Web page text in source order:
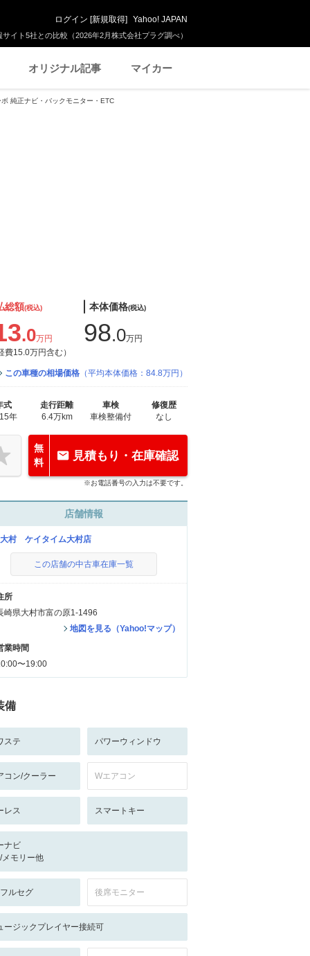
イト5社との比較（2026年2月株式会社プラグ調べ）
ログイン [新規取得] Yahoo! JAPAN
オリジナル記事 マイカー
純正ナビ・バックモニター・ETC
総額(税込)
.0万円
費15.0万円含む）
本体価格(税込)
98.0万円
この車種の相場価格 （平均本体価格：84.8万円）
式
年
走行距離
6.4万km
車検
車検整備付
修復歴
なし
無
料
見積もり・在庫確認
※お電話番号の入力は不要です。
店舗情報
村 ケイタイム大村店
この店舗の中古車在庫一覧
所
崎県大村市富の原1-1496
地図を見る（Yahoo!マップ）
業時間
〜19:00
備
ステ パワーウィンドウ
コン/クーラー Wエアコン
レス スマートキー
ナビ
メモリー他
ルセグ 後席モニター
ージックプレイヤー接続可